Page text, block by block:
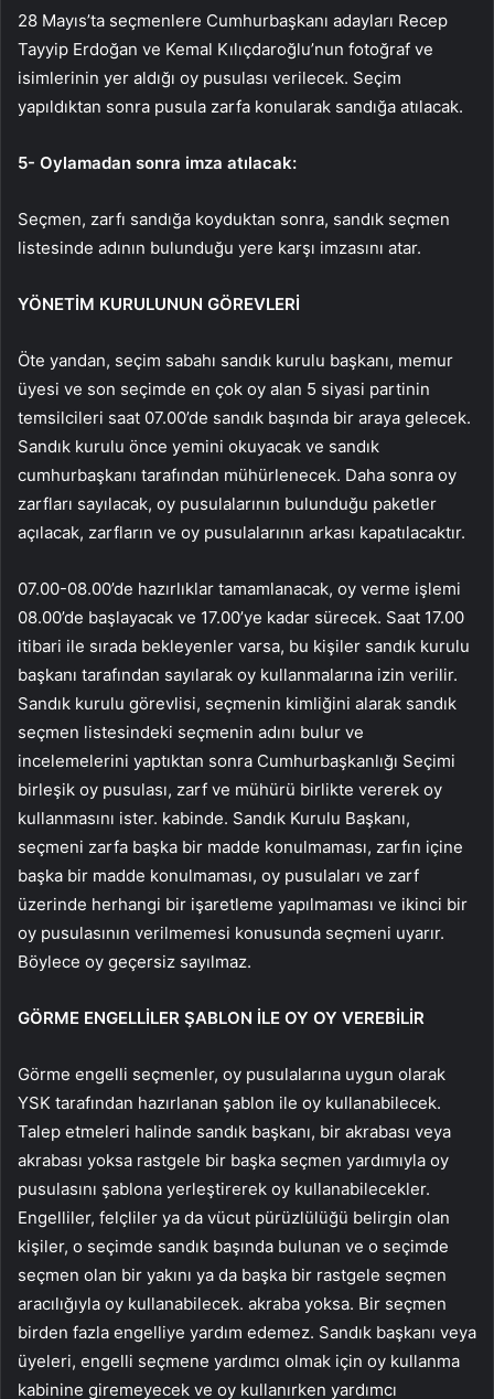
28 Mayıs’ta seçmenlere Cumhurbaşkanı adayları Recep
Tayyip Erdoğan ve Kemal Kılıçdaroğlu’nun fotoğraf ve
isimlerinin yer aldığı oy pusulası verilecek. Seçim
yapıldıktan sonra pusula zarfa konularak sandığa atılacak.
5- Oylamadan sonra imza atılacak:
Seçmen, zarfı sandığa koyduktan sonra, sandık seçmen
listesinde adının bulunduğu yere karşı imzasını atar.
YÖNETİM KURULUNUN GÖREVLERİ
Öte yandan, seçim sabahı sandık kurulu başkanı, memur
üyesi ve son seçimde en çok oy alan 5 siyasi partinin
temsilcileri saat 07.00’de sandık başında bir araya gelecek.
Sandık kurulu önce yemini okuyacak ve sandık
cumhurbaşkanı tarafından mühürlenecek. Daha sonra oy
zarfları sayılacak, oy pusulalarının bulunduğu paketler
açılacak, zarfların ve oy pusulalarının arkası kapatılacaktır.
07.00-08.00’de hazırlıklar tamamlanacak, oy verme işlemi
08.00’de başlayacak ve 17.00’ye kadar sürecek. Saat 17.00
itibari ile sırada bekleyenler varsa, bu kişiler sandık kurulu
başkanı tarafından sayılarak oy kullanmalarına izin verilir.
Sandık kurulu görevlisi, seçmenin kimliğini alarak sandık
seçmen listesindeki seçmenin adını bulur ve
incelemelerini yaptıktan sonra Cumhurbaşkanlığı Seçimi
birleşik oy pusulası, zarf ve mühürü birlikte vererek oy
kullanmasını ister. kabinde. Sandık Kurulu Başkanı,
seçmeni zarfa başka bir madde konulmaması, zarfın içine
başka bir madde konulmaması, oy pusulaları ve zarf
üzerinde herhangi bir işaretleme yapılmaması ve ikinci bir
oy pusulasının verilmemesi konusunda seçmeni uyarır.
Böylece oy geçersiz sayılmaz.
GÖRME ENGELLİLER ŞABLON İLE OY OY VEREBİLİR
Görme engelli seçmenler, oy pusulalarına uygun olarak
YSK tarafından hazırlanan şablon ile oy kullanabilecek.
Talep etmeleri halinde sandık başkanı, bir akrabası veya
akrabası yoksa rastgele bir başka seçmen yardımıyla oy
pusulasını şablona yerleştirerek oy kullanabilecekler.
Engelliler, felçliler ya da vücut pürüzlülüğü belirgin olan
kişiler, o seçimde sandık başında bulunan ve o seçimde
seçmen olan bir yakını ya da başka bir rastgele seçmen
aracılığıyla oy kullanabilecek. akraba yoksa. Bir seçmen
birden fazla engelliye yardım edemez. Sandık başkanı veya
üyeleri, engelli seçmene yardımcı olmak için oy kullanma
kabinine giremeyecek ve oy kullanırken yardımcı